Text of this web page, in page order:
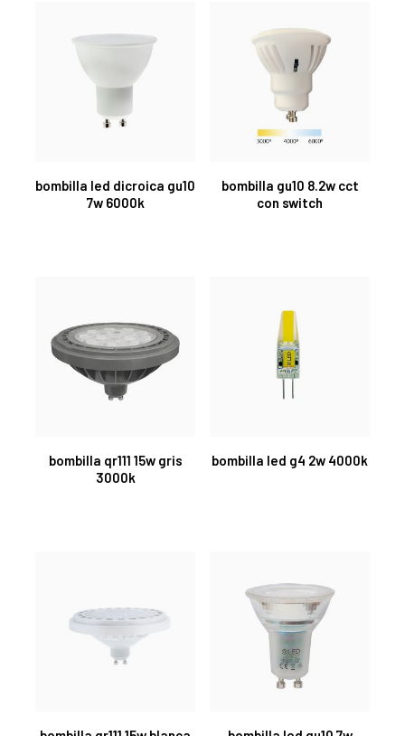
bombilla led dicroica gu10
7w 6000k
bombilla gu10 8.2w cct
con switch
bombilla qr111 15w gris
3000k
bombilla led g4 2w 4000k